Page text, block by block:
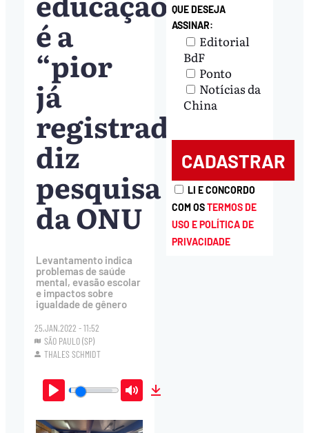
é a
“pior
já
registrada”,
diz
pesquisa
da ONU
Levantamento indica
problemas de saúde
mental, evasão escolar
e impactos sobre
igualdade de gênero
25.JAN.2022 - 11:52
SÃO PAULO (SP)
THALES SCHMIDT
Play Mute
QUE DESEJA
ASSINAR:
Editorial
BdF
Ponto
Notícias da
China
LI E CONCORDO
COM OSTERMOS DE
USO E POLÍTICA DE
PRIVACIDADE